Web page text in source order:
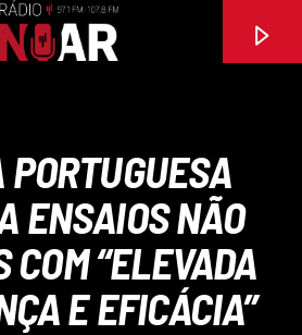
PORTUGUESA
ENSAIOS NÃO
COM “ELEVADA
E EFICÁCIA”